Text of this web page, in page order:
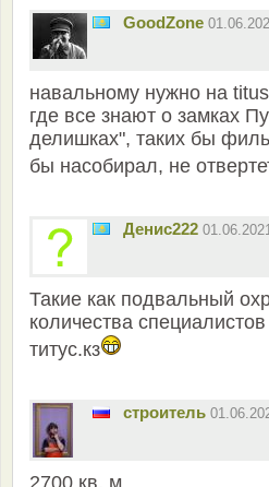
GoodZone
навальному нужно на
где все знают о замках
делишках", таких бы
бы насобирал, не
Денис222
Такие как подвальный
количества
титус.кз
строитель
2700 кв. м